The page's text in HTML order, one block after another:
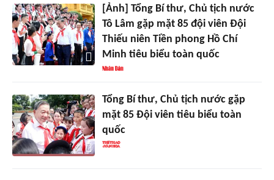
[Ảnh] Tổng Bí thư, Chủ tịch nước
Tô Lâm gặp mặt 85 đội viên Đội
Thiếu niên Tiền phong Hồ Chí
Minh tiêu biểu toàn quốc
Tổng Bí thư, Chủ tịch nước gặp
mặt 85 Đội viên tiêu biểu toàn
quốc